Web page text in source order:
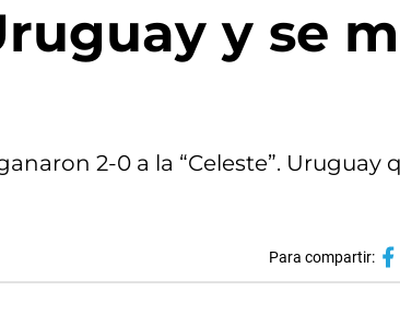
y se
2-0 a la “Celeste”. Uruguay
Para compartir: